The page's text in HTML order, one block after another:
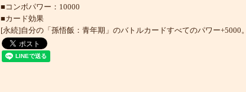
■コンボパワー：10000
■カード効果
[永続]自分の「孫悟飯：青年期」のバトルカードすべてのパワー+5000。